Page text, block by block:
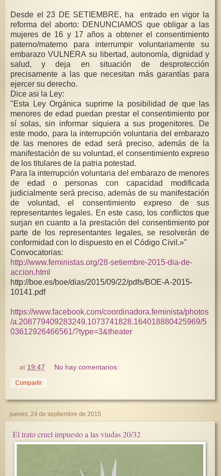
Desde el 23 DE SETIEMBRE, ha entrado en vigor la
reforma del aborto: DENUNCIAMOS que obligar a las
mujeres de 16 y 17 años a obtener el consentimiento
paterno/materno para interrumpir voluntariamente su
embarazo VULNERA su libertad, autonomía, dignidad y
salud, y deja en situación de desprotección
precisamente a las que necesitan más garantías para
ejercer su derecho.
Dice asi la Ley:
"Esta Ley Orgánica suprime la posibilidad de que las
menores de edad puedan prestar el consentimiento por
sí solas, sin informar siquiera a sus progenitores. De
este modo, para la interrupción voluntaria del embarazo
de las menores de edad será preciso, además de la
manifestación de su voluntad, el consentimiento expreso
de los titulares de la patria potestad.
Para la interrupción voluntaria del embarazo de menores
de edad o personas con capacidad modificada
judicialmente será preciso, además de su manifestación
de voluntad, el consentimiento expreso de sus
representantes legales. En este caso, los conflictos que
surjan en cuanto a la prestación del consentimiento por
parte de los representantes legales, se resolverán de
conformidad con lo dispuesto en el Código Civil.»"
Convocatorias:
http://www.feministas.org/28-setiembre-2015-dia-de-
accion.html
http://boe.es/boe/dias/2015/09/22/pdfs/BOE-A-2015-
10141.pdf
https://www.facebook.com/coordinadora.feminista/photos
/a.208779409283249.1073741828.164018880425969/5
03612926466561/?type=3&theater
at 19:47 No hay comentarios:
Compartir
jueves, 24 de septiembre de 2015
El trato cruel impuesto a las viudas 20/32